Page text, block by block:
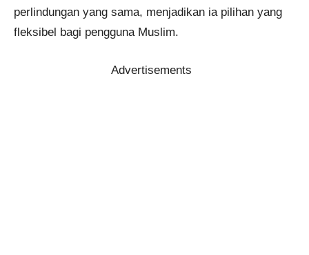
perlindungan yang sama, menjadikan ia pilihan yang
fleksibel bagi pengguna Muslim​​.
Advertisements